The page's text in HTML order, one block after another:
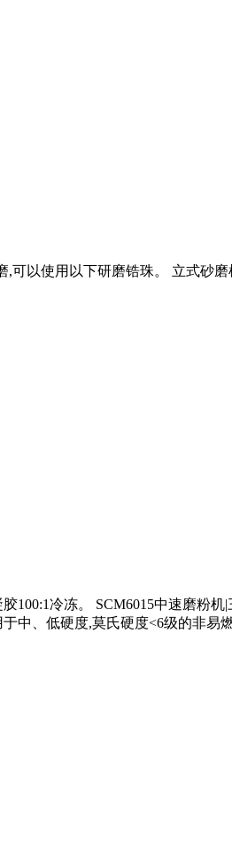
可以使用以下研磨锆珠。 立式砂
100:1冷冻。 SCM6015中速磨粉
中、低硬度,莫氏硬度<6级的非易